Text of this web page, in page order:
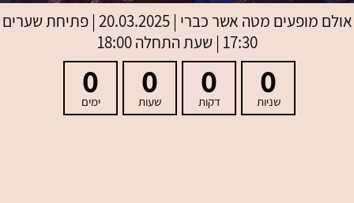
אולם מופעים מטה אשר כברי |
20.03.2025 | פתיחת שערים
17:30 | שעת התחלה 18:00
0
שניות
0
דקות
0
שעות
0
ימים